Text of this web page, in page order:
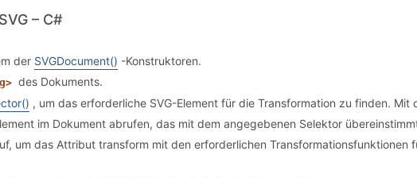
– C#
der SVGDocument() -Konstruktoren.
des Dokuments.
, um das erforderliche SVG-Element für die Transformation zu finden.
im Dokument abrufen, das mit dem angegebenen Selektor
um das Attribut transform mit den erforderlichen Transformationsfunktionen